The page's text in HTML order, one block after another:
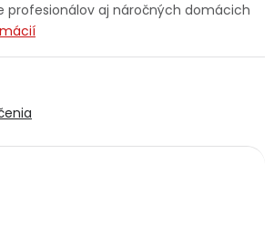
osobných údajov
profesionálov aj náročných domácich